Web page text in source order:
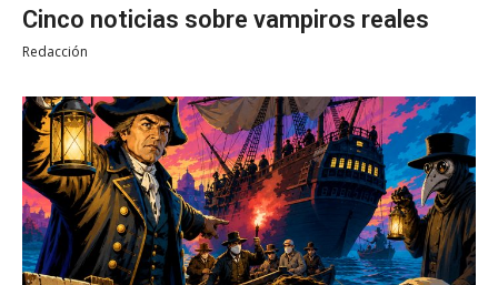
Cinco noticias sobre vampiros reales
Redacción